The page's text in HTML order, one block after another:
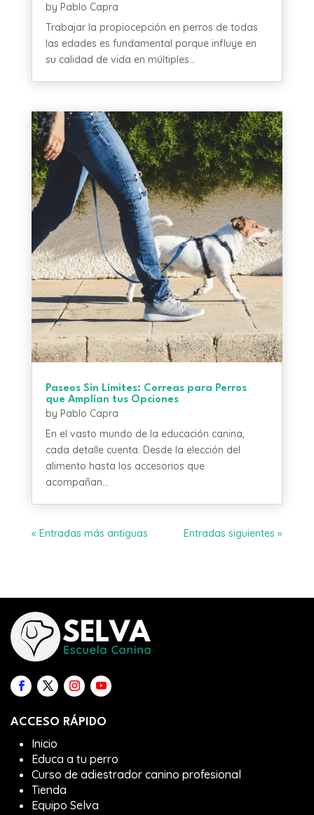
by Pablo Capra
Trabajar la propiocepción en perros de todas
las edades es fundamental porque influye en
su calidad de vida en múltiples...
Paseos Sin Límites: Correas para Perros
que Amplían tus Opciones
by Pablo Capra
En el vasto mundo de la educación canina,
cada detalle cuenta. Desde la elección del
alimento hasta los accesorios que
acompañan...
« Entradas más antiguas Entradas siguientes »
ACCESO RÁPIDO
Inicio
Educa a tu perro
Curso de adiestrador canino profesional
Tienda
Equipo Selva